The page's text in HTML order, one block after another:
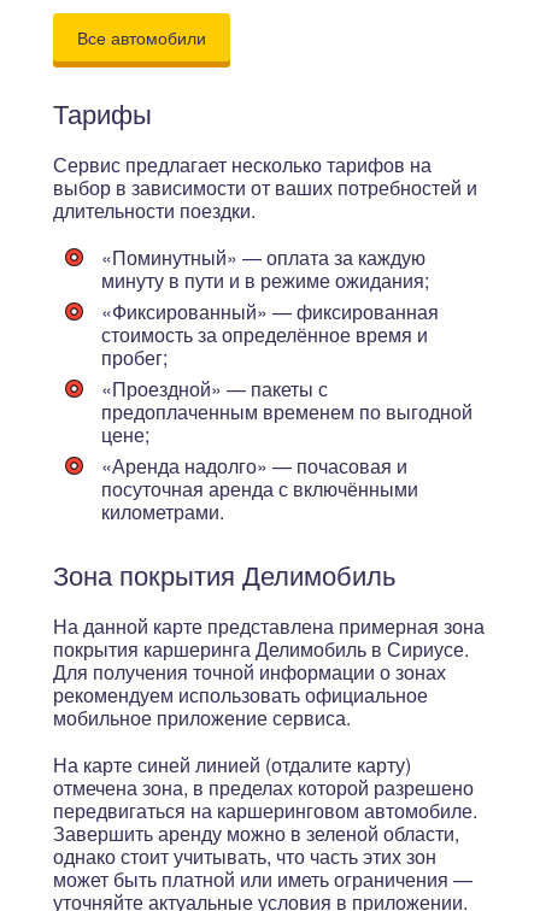
Все автомобили
Тарифы
Сервис предлагает несколько тарифов на
выбор в зависимости от ваших потребностей и
длительности поездки.
«Поминутный» — оплата за каждую
минуту в пути и в режиме ожидания;
«Фиксированный» — фиксированная
стоимость за определённое время и
пробег;
«Проездной» — пакеты с
предоплаченным временем по выгодной
цене;
«Аренда надолго» — почасовая и
посуточная аренда с включёнными
километрами.
Зона покрытия Делимобиль
На данной карте представлена примерная зона
покрытия каршеринга Делимобиль в Сириусе.
Для получения точной информации о зонах
рекомендуем использовать официальное
мобильное приложение сервиса.
На карте синей линией (отдалите карту)
отмечена зона, в пределах которой разрешено
передвигаться на каршеринговом автомобиле.
Завершить аренду можно в зеленой области,
однако стоит учитывать, что часть этих зон
может быть платной или иметь ограничения —
уточняйте актуальные условия в приложении.